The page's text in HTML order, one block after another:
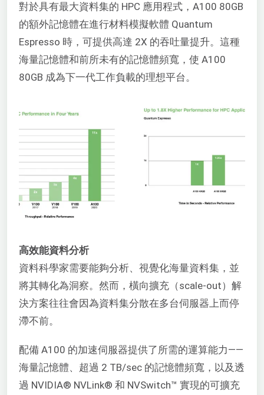
對於具有最大資料集的 HPC 應用程式，A100 80GB
的額外記憶體在進行材料模擬軟體 Quantum
Espresso 時，可提供高達 2X 的吞吐量提升。這種
海量記憶體和前所未有的記憶體頻寬，使 A100
80GB 成為下一代工作負載的理想平台。
高效能資料分析
資料科學家需要能夠分析、視覺化海量資料集，並
將其轉化為洞察。然而，橫向擴充（scale-out）解
決方案往往會因為資料集分散在多台伺服器上而停
滯不前。
配備 A100 的加速伺服器提供了所需的運算能力——
海量記憶體、超過 2 TB/sec 的記憶體頻寬，以及透
過 NVIDIA® NVLink® 和 NVSwitch™ 實現的可擴充